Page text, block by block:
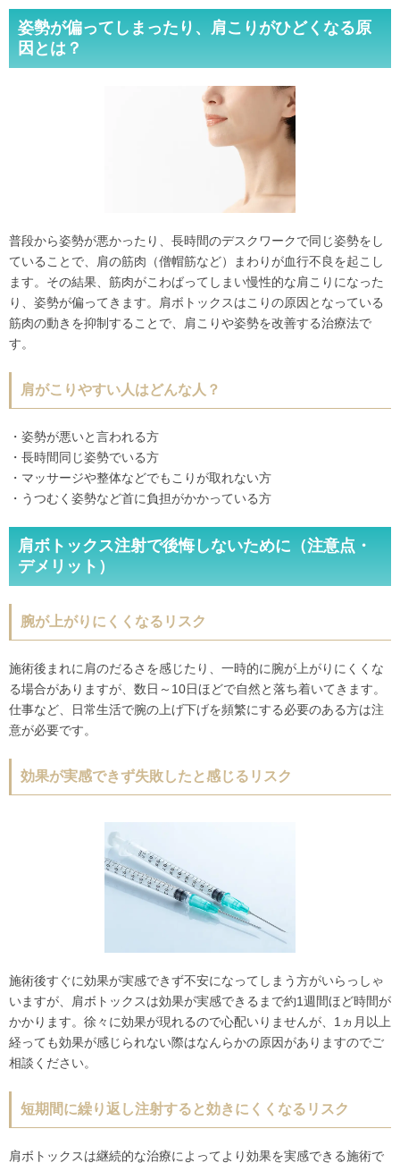
姿勢が偏ってしまったり、肩こりがひどくなる原
因とは？
普段から姿勢が悪かったり、長時間のデスクワークで同じ姿勢をし
ていることで、肩の筋肉（僧帽筋など）まわりが血行不良を起こし
ます。その結果、筋肉がこわばってしまい慢性的な肩こりになった
り、姿勢が偏ってきます。肩ボトックスはこりの原因となっている
筋肉の動きを抑制することで、肩こりや姿勢を改善する治療法で
す。
肩がこりやすい人はどんな人？
・姿勢が悪いと言われる方
・長時間同じ姿勢でいる方
・マッサージや整体などでもこりが取れない方
・うつむく姿勢など首に負担がかかっている方
肩ボトックス注射で後悔しないために（注意点・
デメリット）
腕が上がりにくくなるリスク
施術後まれに肩のだるさを感じたり、一時的に腕が上がりにくくな
る場合がありますが、数日～10日ほどで自然と落ち着いてきます。
仕事など、日常生活で腕の上げ下げを頻繁にする必要のある方は注
意が必要です。
効果が実感できず失敗したと感じるリスク
施術後すぐに効果が実感できず不安になってしまう方がいらっしゃ
いますが、肩ボトックスは効果が実感できるまで約1週間ほど時間が
かかります。徐々に効果が現れるので心配いりませんが、1ヵ月以上
経っても効果が感じられない際はなんらかの原因がありますのでご
相談ください。
短期間に繰り返し注射すると効きにくくなるリスク
肩ボトックスは継続的な治療によってより効果を実感できる施術で